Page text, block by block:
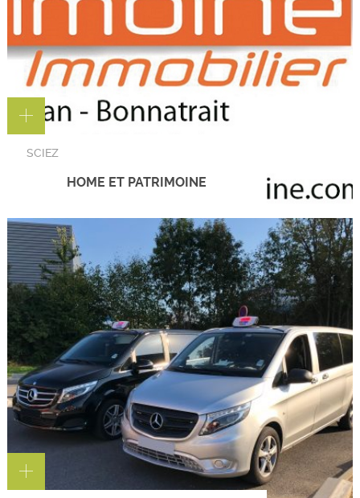
SCIEZ
HOME ET PATRIMOINE